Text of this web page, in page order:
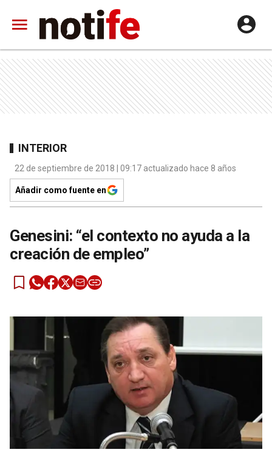
INTERIOR
22 de septiembre de 2018 | 09:17 actualizado hace 8 años
Añadir como fuente en
Genesini: “el contexto no ayuda a la
creación de empleo”